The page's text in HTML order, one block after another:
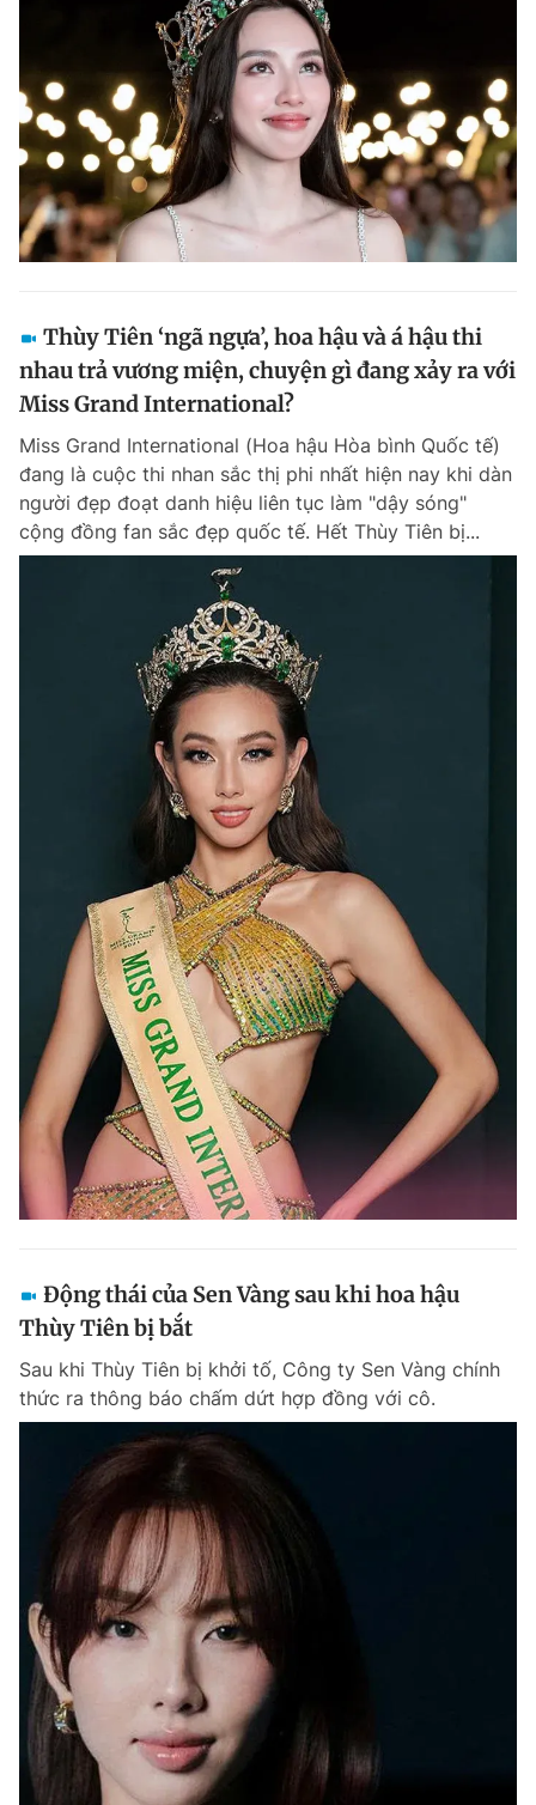
Thùy Tiên ‘ngã ngựa’, hoa hậu và á hậu thi
nhau trả vương miện, chuyện gì đang xảy ra với
Miss Grand International?
Miss Grand International (Hoa hậu Hòa bình Quốc tế)
đang là cuộc thi nhan sắc thị phi nhất hiện nay khi dàn
người đẹp đoạt danh hiệu liên tục làm "dậy sóng"
cộng đồng fan sắc đẹp quốc tế. Hết Thùy Tiên bị...
Động thái của Sen Vàng sau khi hoa hậu
Thùy Tiên bị bắt
Sau khi Thùy Tiên bị khởi tố, Công ty Sen Vàng chính
thức ra thông báo chấm dứt hợp đồng với cô.